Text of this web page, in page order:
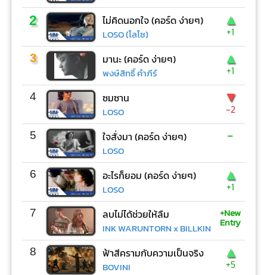
2 ไม่คิดนอกใจ (คอร์ด ง่ายๆ)
LOSO (โลโซ)
▲
+1
3 มานะ (คอร์ด ง่ายๆ)
พงษ์สิทธิ์ คำภีร์
▲
+1
4 ซมซาน
LOSO
▼
-2
5 ใจสั่งมา (คอร์ด ง่ายๆ)
LOSO
-
6 อะไรก็ยอม (คอร์ด ง่ายๆ)
LOSO
▲
+1
7 ลบไม่ได้ช่วยให้ลืม
INK WARUNTORN x BILLKIN
+New
Entry
8 ฟ้าสีครามกับความเป็นจริง
BOVINI
▲
+5